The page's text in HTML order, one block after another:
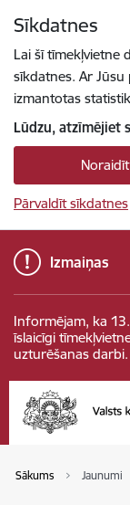
Sīkdatnes
Lai šī tīmekļvietne
sīkdatnes. Ar
izmantotas
Lūdzu, atzīmējiet
Noraidīt
Pārvaldīt sīkdatnes
Izmaiņas
Informējam, ka
īslaicīgi
uzturēšanas
Sākums Jaunumi